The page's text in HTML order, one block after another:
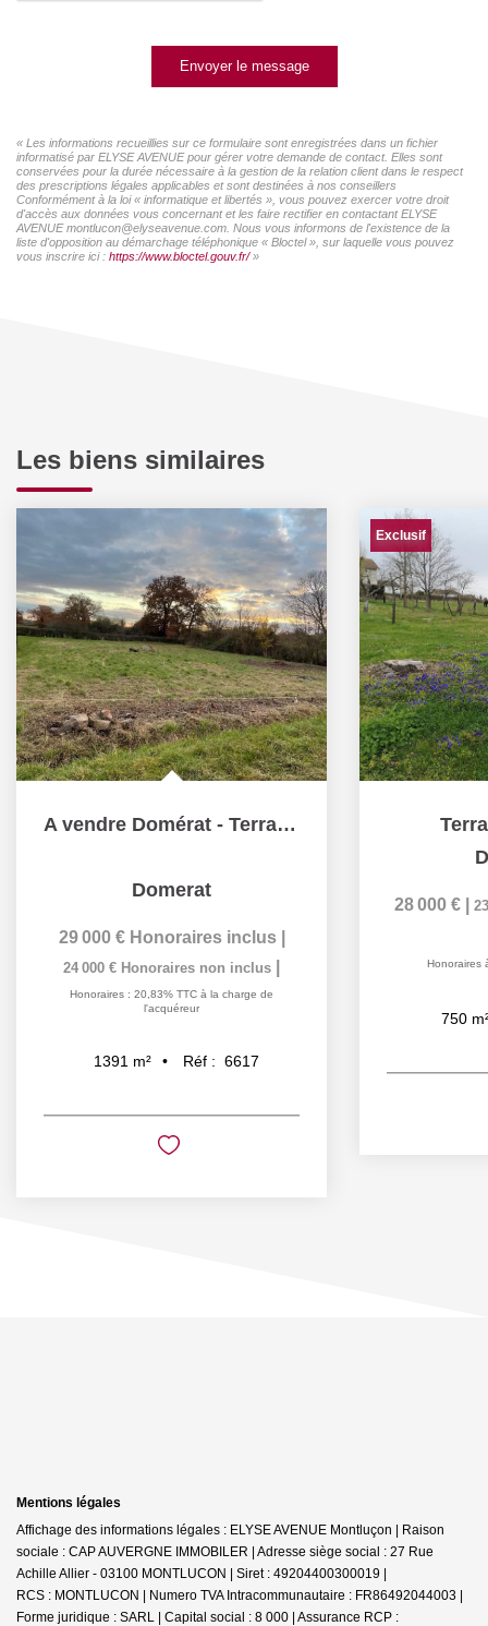
Envoyer le message
« Les informations recueillies sur ce formulaire sont enregistrées dans un fichier
informatisé par ELYSE AVENUE pour gérer votre demande de contact. Elles sont
conservées pour la durée nécessaire à la gestion de la relation client dans le respect
des prescriptions légales applicables et sont destinées à nos conseillers
Conformément à la loi « informatique et libertés », vous pouvez exercer votre droit
d'accès aux données vous concernant et les faire rectifier en contactant ELYSE
AVENUE montlucon@elyseavenue.com. Nous vous informons de l'existence de la
liste d'opposition au démarchage téléphonique « Bloctel », sur laquelle vous pouvez
vous inscrire ici : https://www.bloctel.gouv.fr/»
Les biens similaires
A vendre Domérat - Terrain plat constructible de 1391 m² -...
Domerat
29 000 € Honoraires inclus
24 000 € Honoraires non inclus
Honoraires : 20,83% TTC à la charge de
l'acquéreur
1391 m² Réf : 6617
Exclusif
28 000 €
Honoraires
750
Mentions légales
Affichage des informations légales : ELYSE AVENUE Montluçon | Raison
sociale : CAP AUVERGNE IMMOBILER | Adresse siège social : 27 Rue
Achille Allier - 03100 MONTLUCON | Siret : 49204400300019 |
RCS : MONTLUCON | Numero TVA Intracommunautaire : FR86492044003 |
Forme juridique : SARL | Capital social : 8 000 | Assurance RCP :